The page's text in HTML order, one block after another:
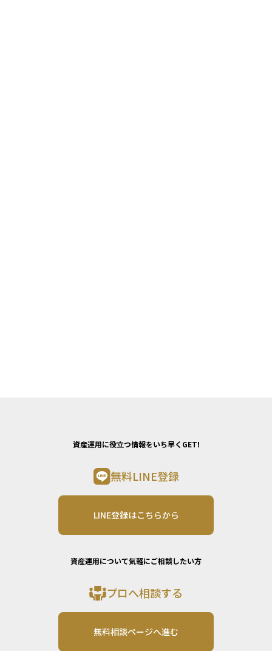
資産運用に役立つ情報をいち早くGET!
無料LINE登録
LINE登録はこちらから
資産運用について気軽にご相談したい方
プロへ相談する
無料相談ページへ進む